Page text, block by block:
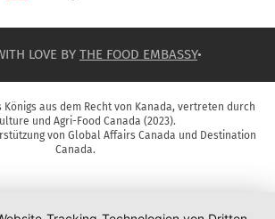
LOVE BY THE FOOD EMBASSY•
aus dem Recht von Kanada, vertreten durch
und Agri-Food Canada (2023).
von Global Affairs Canada und Destination
Canada.